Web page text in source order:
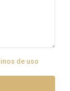
de uso